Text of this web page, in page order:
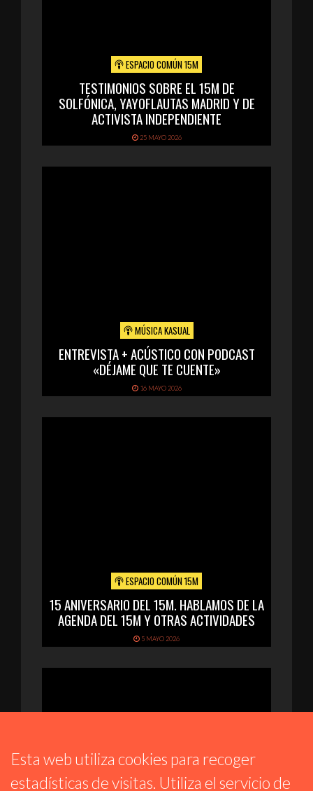
ESPACIO COMÚN 15M
TESTIMONIOS SOBRE EL 15M DE
SOLFÓNICA, YAYOFLAUTAS MADRID Y DE
ACTIVISTA INDEPENDIENTE
25 MAYO 2026
MÚSICA KASUAL
ENTREVISTA + ACÚSTICO CON PODCAST
«DÉJAME QUE TE CUENTE»
16 MAYO 2026
ESPACIO COMÚN 15M
15 ANIVERSARIO DEL 15M. HABLAMOS DE LA
AGENDA DEL 15M Y OTRAS ACTIVIDADES
5 MAYO 2026
Esta web utiliza cookies para recoger
estadísticas de visitas. Utiliza el servicio de